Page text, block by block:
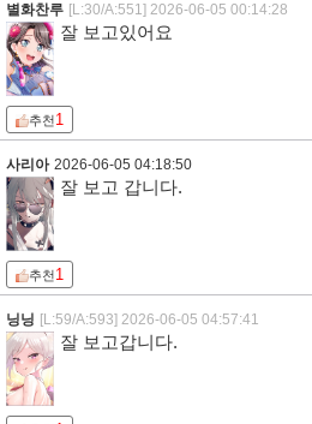
별화찬루 [L:30/A:551] 2026-06-05 00:14:28
잘 보고있어요
추천1
사리아 2026-06-05 04:18:50
잘 보고 갑니다.
추천1
닝닝 [L:59/A:593] 2026-06-05 04:57:41
잘 보고갑니다.